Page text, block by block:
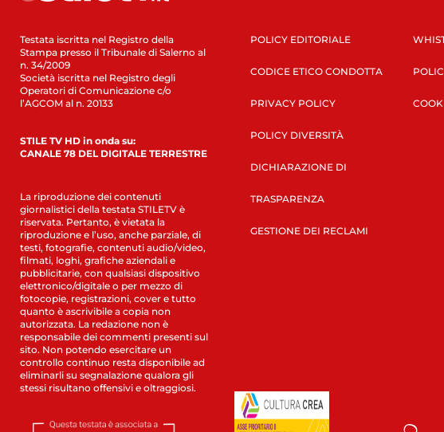
Testata iscritta nel Registro della
Stampa presso il Tribunale di Salerno al
n. 34/2009
Società iscritta nel Registro degli
Operatori di Comunicazione c/o
l’AGCOM al n. 20133
STILE TV HD in onda su:
CANALE 78 DEL DIGITALE TERRESTRE
La riproduzione dei contenuti
giornalistici della testata STILETV è
riservata. Pertanto, è vietata la
riproduzione e l’uso, anche parziale, di
testi, fotografie, contenuti audio/video,
filmati, loghi, grafiche aziendali e
pubblicitarie, con qualsiasi dispositivo
elettronico/digitale o per mezzo di
fotocopie, registrazioni, cover e tutto
quanto è ascrivibile a copia non
autorizzata. La redazione non è
responsabile dei commenti presenti sul
sito. Non potendo esercitare un
controllo continuo resta disponibile ad
eliminarli su segnalazione qualora gli
stessi risultano offensivi e oltraggiosi.
POLICY EDITORIALE
CODICE ETICO CONDOTTA
PRIVACY POLICY
POLICY DIVERSITÀ
DICHIARAZIONE DI
TRASPARENZA
GESTIONE DEI RECLAMI